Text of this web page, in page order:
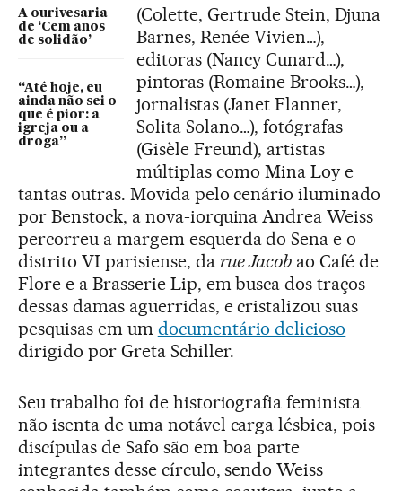
A ourivesaria
de ‘Cem anos
de solidão’
“Até hoje, eu
ainda não sei o
que é pior: a
igreja ou a
droga”
(Colette, Gertrude Stein, Djuna
Barnes, Renée Vivien…),
editoras (Nancy Cunard…),
pintoras (Romaine Brooks…),
jornalistas (Janet Flanner,
Solita Solano…), fotógrafas
(Gisèle Freund), artistas
múltiplas como Mina Loy e
tantas outras. Movida pelo cenário iluminado
por Benstock, a nova-iorquina Andrea Weiss
percorreu a margem esquerda do Sena e o
distrito VI parisiense, da rue Jacob ao Café de
Flore e a Brasserie Lip, em busca dos traços
dessas damas aguerridas, e cristalizou suas
pesquisas em um documentário delicioso
dirigido por Greta Schiller.
Seu trabalho foi de historiografia feminista
não isenta de uma notável carga lésbica, pois
discípulas de Safo são em boa parte
integrantes desse círculo, sendo Weiss